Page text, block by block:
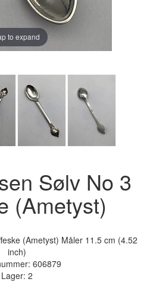
to expand
Sølv No 3
(Ametyst)
(Ametyst) Måler 11.5 cm (4.52
inch)
606879
Lager: 2